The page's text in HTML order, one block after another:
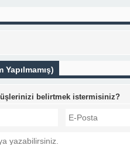
Yapılmamış)
belirtmek istermisiniz?